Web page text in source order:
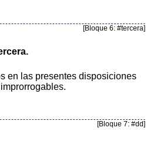
[Bloque 6: #tercera]
en las presentes disposiciones
[Bloque 7: #dd]